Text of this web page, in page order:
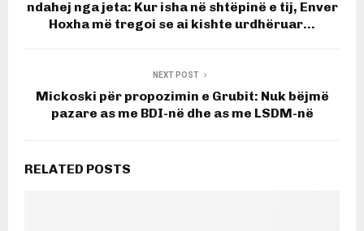
ndahej nga jeta: Kur isha në shtëpinë e tij, Enver
Hoxha më tregoi se ai kishte urdhëruar…
NEXT POST
Mickoski për propozimin e Grubit: Nuk bëjmë
pazare as me BDI-në dhe as me LSDM-në
RELATED POSTS